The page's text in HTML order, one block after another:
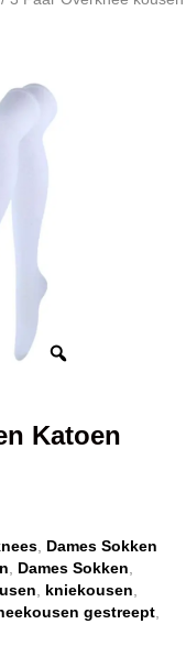
Katoen
, Dames Sokken
, Dames Sokken,
, kniekousen,
gestreept,